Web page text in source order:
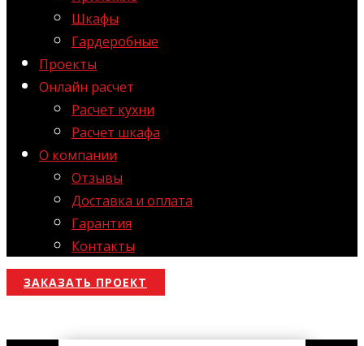
Шкафы
Гардеробные
Проекты
Онлайн расчет
Расчет кухни
Расчет шкафа
О компании
Отзывы
Доставка и оплата
Гарантия
Контакты
ЗАКАЗАТЬ ПРОЕКТ